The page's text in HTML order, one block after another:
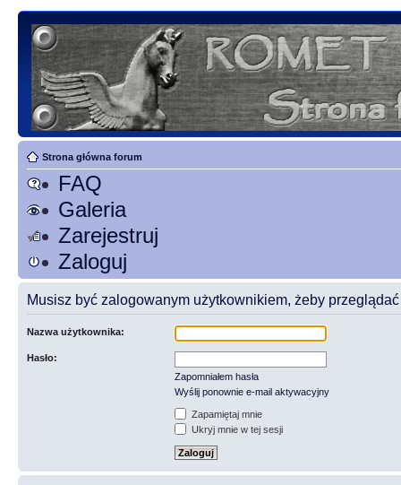
Strona główna forum
FAQ
Galeria
Zarejestruj
Zaloguj
Musisz być zalogowanym użytkownikiem, żeby przeglądać
Nazwa użytkownika:
Hasło:
Zapomniałem hasła
Wyślij ponownie e-mail aktywacyjny
Zapamiętaj mnie
Ukryj mnie w tej sesji